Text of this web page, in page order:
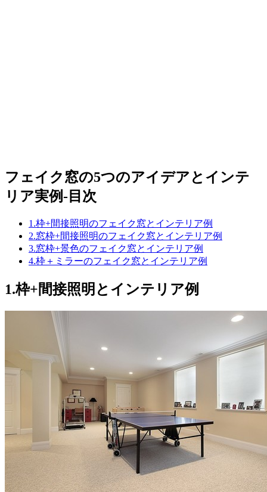
フェイク窓の5つのアイデアとインテ
リア実例-目次
1.枠+間接照明のフェイク窓とインテリア例
2.窓枠+間接照明のフェイク窓とインテリア例
3.窓枠+景色のフェイク窓とインテリア例
4.枠＋ミラーのフェイク窓とインテリア例
1.枠+間接照明とインテリア例